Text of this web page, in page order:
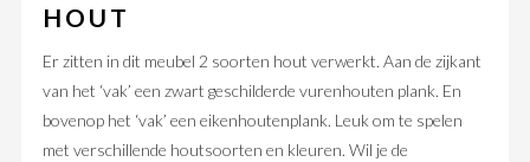
HOUT
Er zitten in dit meubel 2 soorten hout verwerkt. Aan de zijkant
van het ‘vak’ een zwart geschilderde vurenhouten plank. En
bovenop het ‘vak’ een eikenhoutenplank. Leuk om te spelen
met verschillende houtsoorten en kleuren. Wil je de